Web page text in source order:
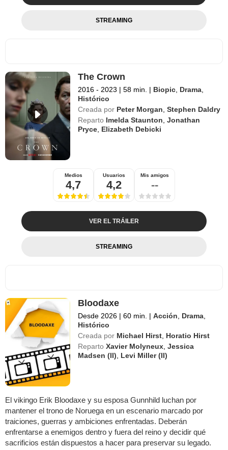
STREAMING
The Crown
2016 - 2023 | 58 min. | Biopic Drama
Histórico
Creada por Peter Morgan ,Stephen Daldry
Reparto Imelda Staunton ,Jonathan
Pryce Elizabeth Debicki
Medios
4,7
Usuarios
4,2
Mis amigos
--
VER EL TRÁILER
STREAMING
Bloodaxe
Desde 2026 | 60 min. | Acción Drama
Histórico
Creada por Michael Hirst Horatio Hirst
Reparto Xavier Molyneux ,Jessica
Madsen (II)
Levi Miller (II)
El vikingo Erik Bloodaxe y su esposa Gunnhild luchan por
mantener el trono de Noruega en un escenario marcado por
traiciones, guerras y ambiciones enfrentadas. Deberán
enfrentarse a enemigos dentro y fuera del reino y decidir qué
sacrificios están dispuestos a hacer para preservar su legado.